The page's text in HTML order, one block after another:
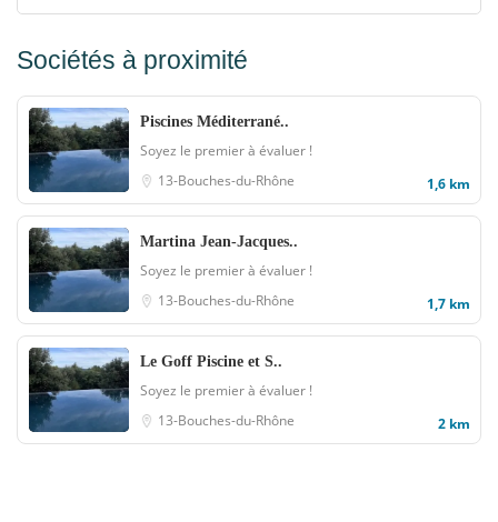
Sociétés à proximité
Piscines Méditerrané..
Soyez le premier à évaluer !
13-Bouches-du-Rhône
1,6 km
Martina Jean-Jacques..
Soyez le premier à évaluer !
13-Bouches-du-Rhône
1,7 km
Le Goff Piscine et S..
Soyez le premier à évaluer !
13-Bouches-du-Rhône
2 km